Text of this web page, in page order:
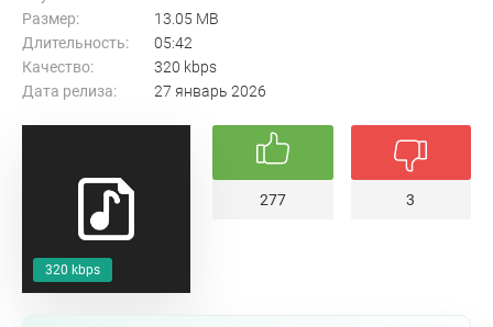
320 kbps
Размер:
13.05 MB
Длительность:
05:42
Качество:
320 kbps
Дата релиза:
27 январь 2026
277 3